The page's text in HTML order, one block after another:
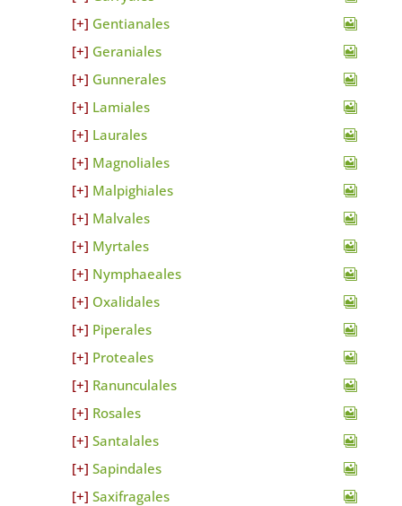
Gentianales
Geraniales
Gunnerales
Lamiales
Laurales
Magnoliales
Malpighiales
Malvales
Myrtales
Nymphaeales
Oxalidales
Piperales
Proteales
Ranunculales
Rosales
Santalales
Sapindales
Saxifragales